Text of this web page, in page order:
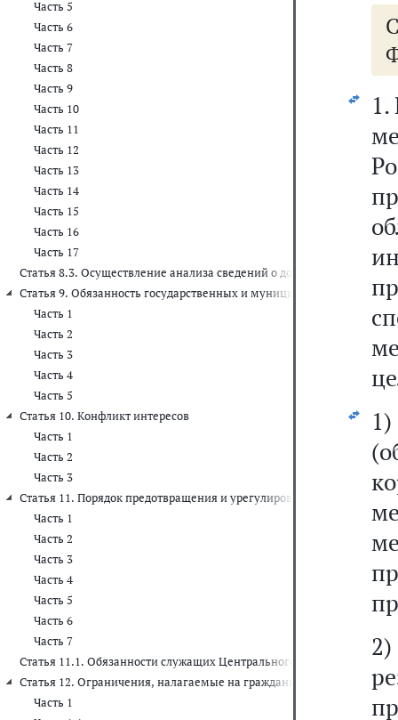
Часть 5
Часть 6
Часть 7
Часть 8
Часть 9
Часть 10
Часть 11
Часть 12
Часть 13
Часть 14
Часть 15
Часть 16
Часть 17
Статья 8.3. Осуществление анализа сведений о доходах, об
Статья 9. Обязанность государственных и муниципальных
Часть 1
Часть 2
Часть 3
Часть 4
Часть 5
Статья 10. Конфликт интересов
Часть 1
Часть 2
Часть 3
Статья 11. Порядок предотвращения и урегулирования конфликта
Часть 1
Часть 2
Часть 3
Часть 4
Часть 5
Часть 6
Часть 7
Статья 11.1. Обязанности служащих Центрального банка
Статья 12. Ограничения, налагаемые на гражданина, замещавшего
Часть 1